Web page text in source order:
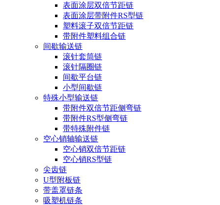
表面涂层双倍节距链
表面涂层带附件RS型链
塑料滚子双倍节距链
带附件塑料组合链
间歇输送链
滚针套筒链
滚针隔圈链
间歇平台链
小型间歇链
特殊小型输送链
带附件双倍节距侧弯链
带附件RS型侧弯链
带特殊附件链
空心销轴输送链
空心销双倍节距链
空心销RS型链
尖齿链
U型附板链
带盖罩链条
吸塑机链条